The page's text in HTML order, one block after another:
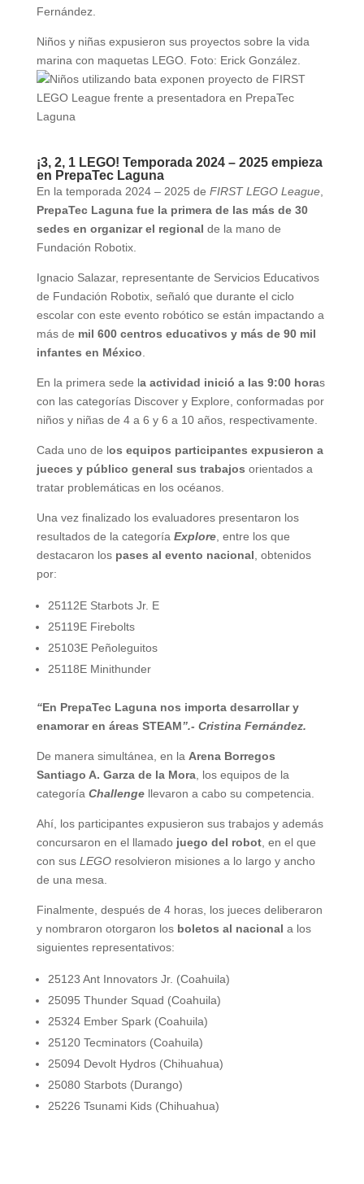
Fernández.
Niños y niñas expusieron sus proyectos sobre la vida
marina con maquetas LEGO. Foto: Erick González.
¡3, 2, 1 LEGO! Temporada 2024 – 2025 empieza
en PrepaTec Laguna
En la temporada 2024 – 2025 de FIRST LEGO League,
PrepaTec Laguna fue la primera de las más de 30
sedes en organizar el regional de la mano de
Fundación Robotix.
Ignacio Salazar, representante de Servicios Educativos
de Fundación Robotix, señaló que durante el ciclo
escolar con este evento robótico se están impactando a
más de mil 600 centros educativos y más de 90 mil
infantes en México
En la primera sede la actividad inició a las 9:00 horas
con las categorías Discover y Explore, conformadas por
niños y niñas de 4 a 6 y 6 a 10 años, respectivamente.
Cada uno de los equipos participantes expusieron a
jueces y público general sus trabajos orientados a
tratar problemáticas en los océanos.
Una vez finalizado los evaluadores presentaron los
resultados de la categoría Explore, entre los que
destacaron los pases al evento nacional , obtenidos
por:
25112E Starbots Jr. E
25119E Firebolts
25103E Peñoleguitos
25118E Minithunder
“En PrepaTec Laguna nos importa desarrollar y
enamorar en áreas STEAM”.- Cristina Fernández.
De manera simultánea, en la Arena Borregos
Santiago A. Garza de la Mora, los equipos de la
categoría Challengellevaron a cabo su competencia.
Ahí, los participantes expusieron sus trabajos y además
concursaron en el llamado juego del robot, en el que
con sus LEGOresolvieron misiones a lo largo y ancho
de una mesa.
Finalmente, después de 4 horas, los jueces deliberaron
y nombraron otorgaron losboletos al nacional a los
siguientes representativos:
25123 Ant Innovators Jr. (Coahuila)
25095 Thunder Squad (Coahuila)
25324 Ember Spark (Coahuila)
25120 Tecminators (Coahuila)
25094 Devolt Hydros (Chihuahua)
25080 Starbots (Durango)
25226 Tsunami Kids (Chihuahua)